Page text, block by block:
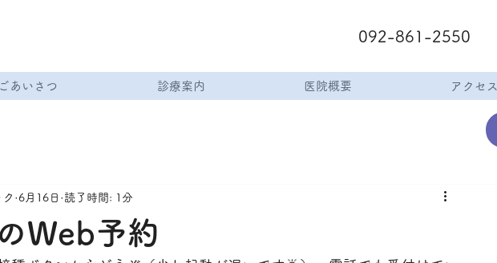
092-861-2550
あいさつ 診療案内 医院概要 アクセス
Web予約
6月16日 読了時間: 1分